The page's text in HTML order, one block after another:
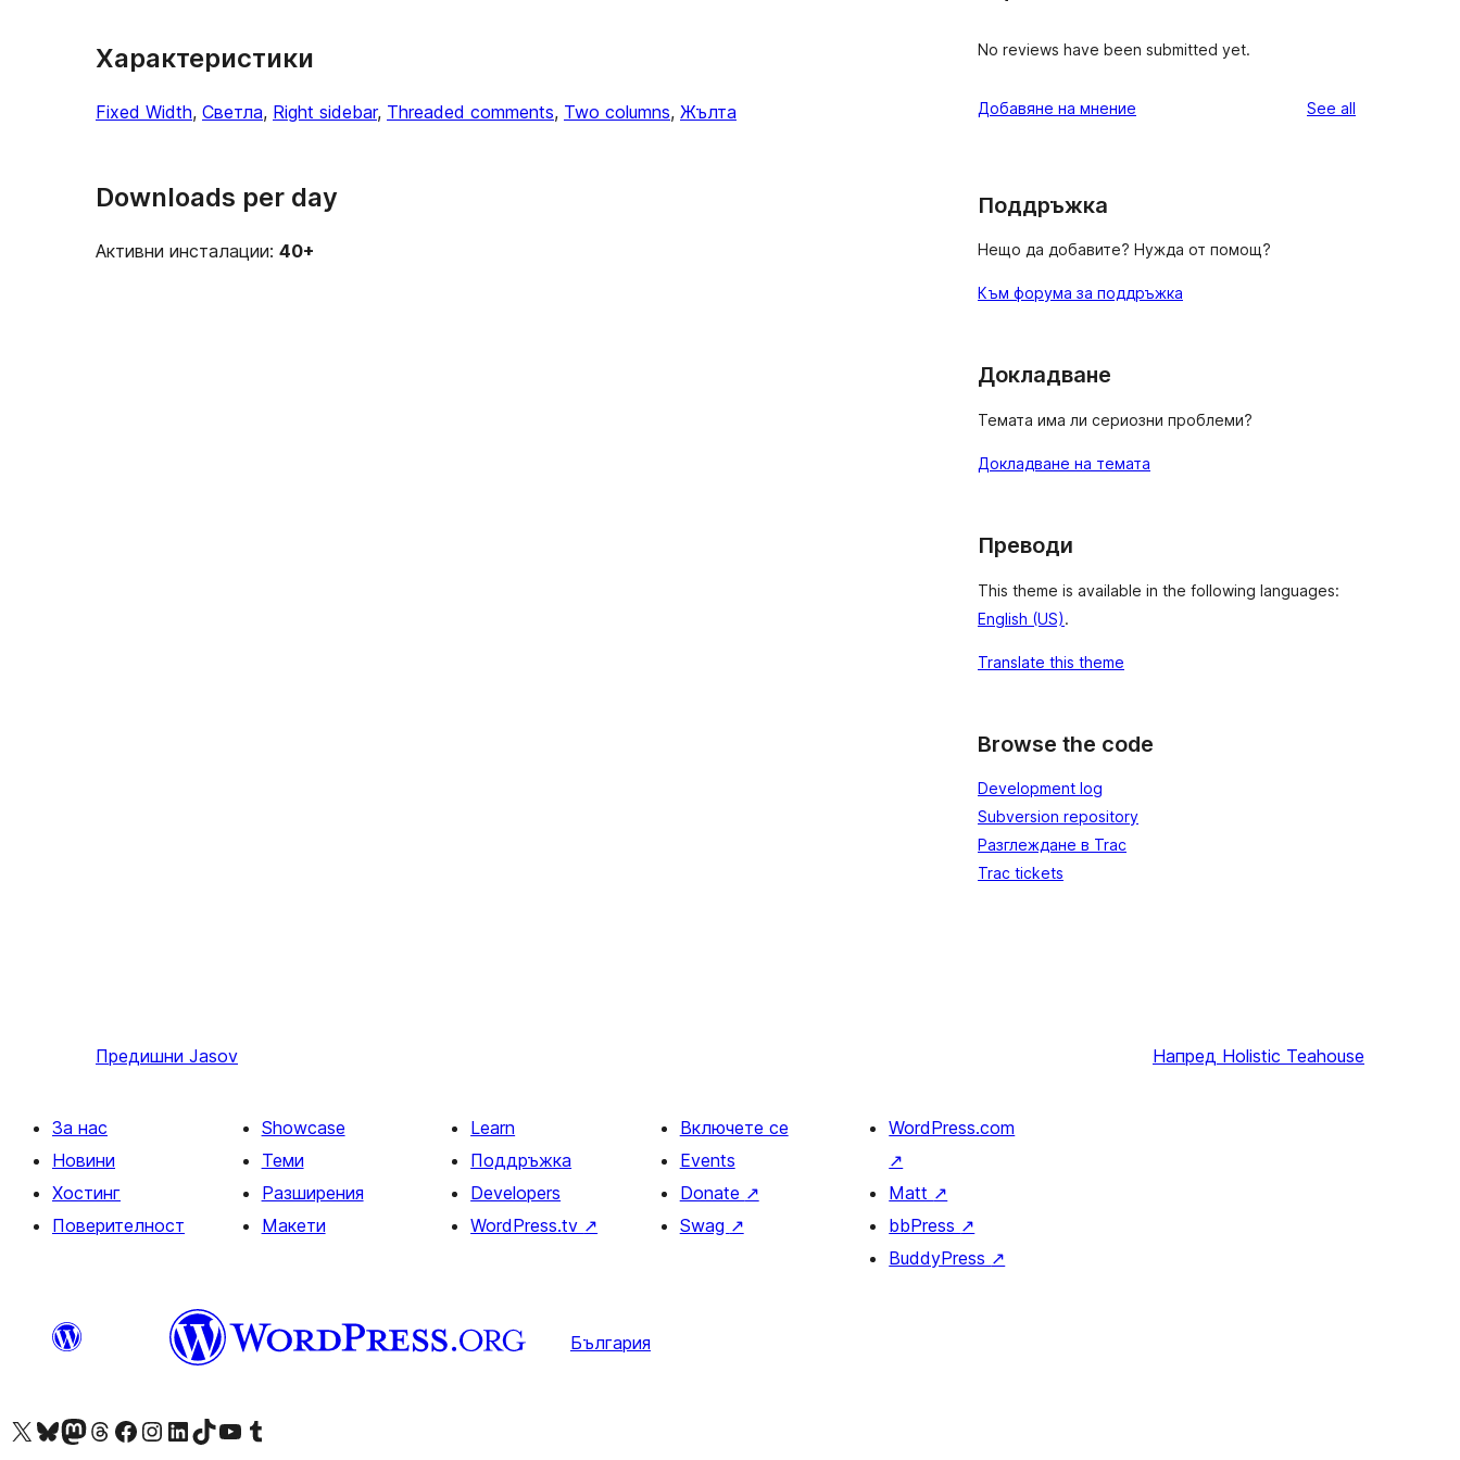
Характеристики
Fixed Width, Светла, Right sidebar, Threaded comments, Two columns, Жълта
Downloads per day
Активни инсталации: 40+
No reviews have been submitted yet.
Добавяне на мнение See all
Поддръжка
Нещо да добавите? Нужда от помощ?
Към форума за поддръжка
Докладване
Темата има ли сериозни проблеми?
Докладване на темата
Преводи
This theme is available in the following languages:
English (US).
Translate this theme
Browse the code
Development log
Subversion repository
Разглеждане в Trac
Trac tickets
Предишни Jasov Напред Holistic Teahouse
За нас
Новини
Хостинг
Поверителност
Showcase
Теми
Разширения
Макети
Learn
Поддръжка
Developers
WordPress.tv ↗
Включете се
Events
Donate ↗
Swag ↗
WordPress.com
↗
Matt ↗
bbPress ↗
BuddyPress ↗
България
Visit our X (formerly Twitter) account
Visit our Bluesky account
Visit our Mastodon account
Visit our Threads account
Посетете нашата страница във Facebook
Посетете нашия профил в Instagram
Посетете нашия профил в LinkedIn
Visit our TikTok account
Visit our YouTube channel
Visit our Tumblr account